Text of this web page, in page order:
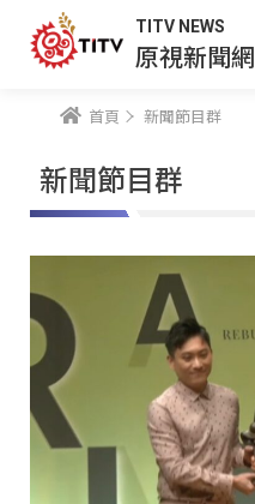
TITV NEWS
原視新聞網
首頁 新聞節目群
新聞節目群